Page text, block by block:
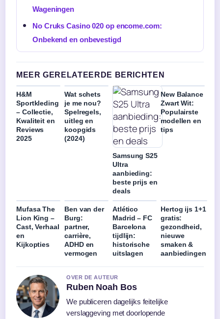
Wageningen
No Cruks Casino 020 op encome.com:
Onbekend en onbevestigd
MEER GERELATEERDE BERICHTEN
H&M
Sportkleding
– Collectie,
Kwaliteit en
Reviews
2025
Wat schets
je me nou?
Spelregels,
uitleg en
koopgids
(2024)
Samsung S25
Ultra
aanbieding:
beste prijs en
deals
New Balance
Zwart Wit:
Populairste
modellen en
tips
Mufasa The
Lion King –
Cast, Verhaal
en
Kijkopties
Ben van der
Burg:
partner,
carrière,
ADHD en
vermogen
Atlético
Madrid – FC
Barcelona
tijdlijn:
historische
uitslagen
Hertog ijs 1+1
gratis:
gezondheid,
nieuwe
smaken &
aanbiedingen
OVER DE AUTEUR
Ruben Noah Bos
We publiceren dagelijks feitelijke
verslaggeving met doorlopende